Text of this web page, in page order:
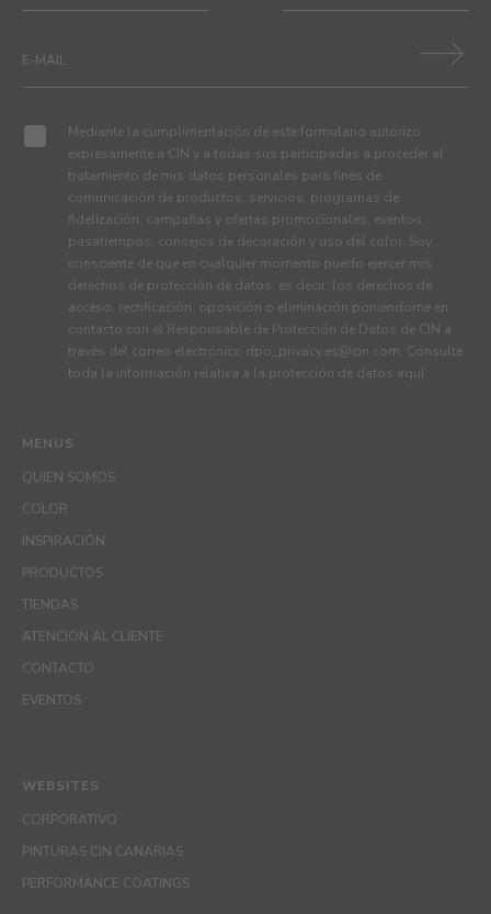
MENUS
QUIEN SOMOS
COLOR
INSPIRACIÓN
PRODUCTOS
TIENDAS
ATENCIÓN AL CLIENTE
CONTACTO
EVENTOS
Mediante la cumplimentación de este formulario autorizo
expresamente a CIN y a todas sus participadas a proceder al
tratamiento de mis datos personales para fines de
comunicación de productos, servicios, programas de
fidelización, campañas y ofertas promocionales, eventos,
pasatiempos, consejos de decoración y uso del color. Soy
consciente de que en cualquier momento puedo ejercer mis
derechos de protección de datos, es decir, los derechos de
acceso, rectificación, oposición o eliminación poniéndome en
contacto con el Responsable de Protección de Datos de CIN a
través del correo electrónico dpo_privacy.es@cin.com. Consulte
toda la información relativa a la protección de datos aquí.
WEBSITES
CORPORATIVO
PINTURAS CIN CANARIAS
PERFORMANCE COATINGS